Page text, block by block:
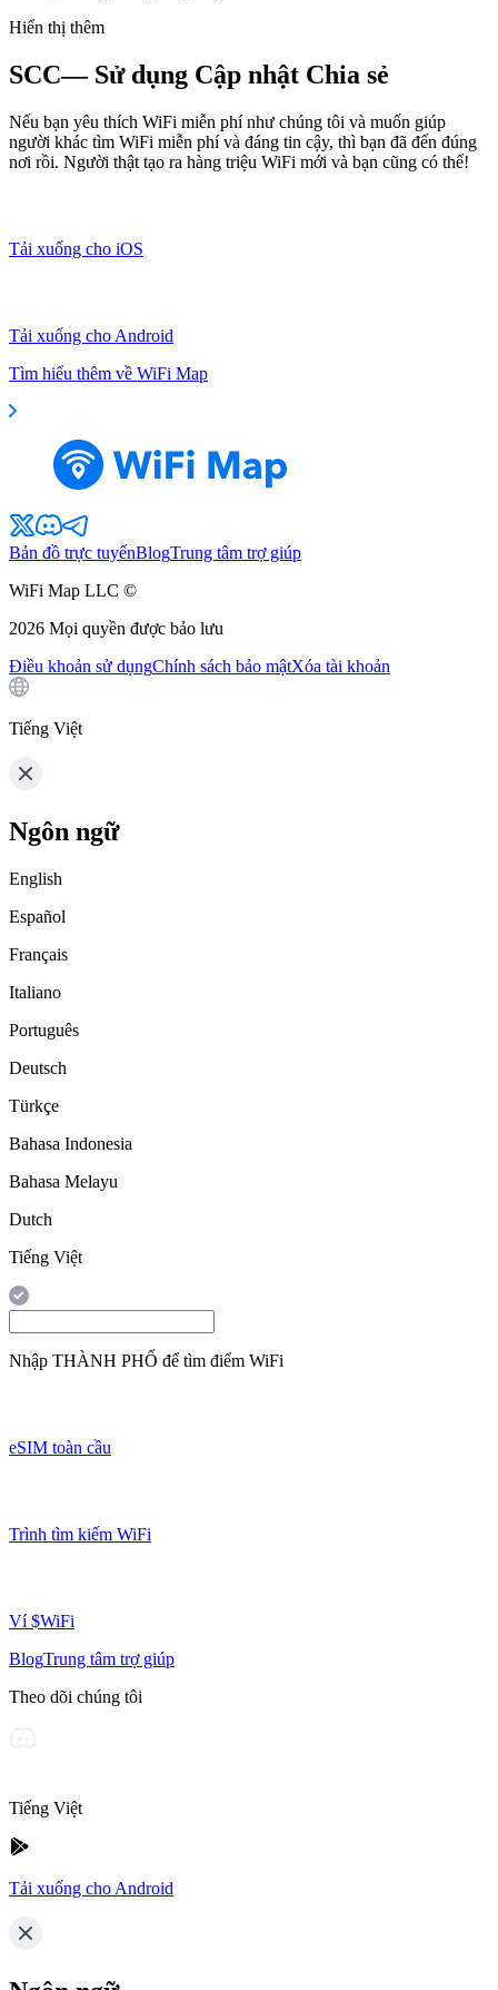
Hiển thị thêm
SCC— Sử dụng Cập nhật Chia sẻ
Nếu bạn yêu thích WiFi miễn phí như chúng tôi và muốn giúp
người khác tìm WiFi miễn phí và đáng tin cậy, thì bạn đã đến đúng
nơi rồi. Người thật tạo ra hàng triệu WiFi mới và bạn cũng có thể!
Tải xuống cho iOS
Tải xuống cho Android
Tìm hiểu thêm về WiFi Map
Bản đồ trực tuyếnBlogTrung tâm trợ giúp
WiFi Map LLC ©
2026 Mọi quyền được bảo lưu
Điều khoản sử dụngChính sách bảo mậtXóa tài khoản
Tiếng Việt
Ngôn ngữ
English
Español
Français
Italiano
Português
Deutsch
Türkçe
Bahasa Indonesia
Bahasa Melayu
Dutch
Tiếng Việt
Nhập THÀNH PHỐ để tìm điểm WiFi
eSIM toàn cầu
Trình tìm kiếm WiFi
Ví $WiFi
BlogTrung tâm trợ giúp
Theo dõi chúng tôi
Tiếng Việt
Tải xuống cho Android